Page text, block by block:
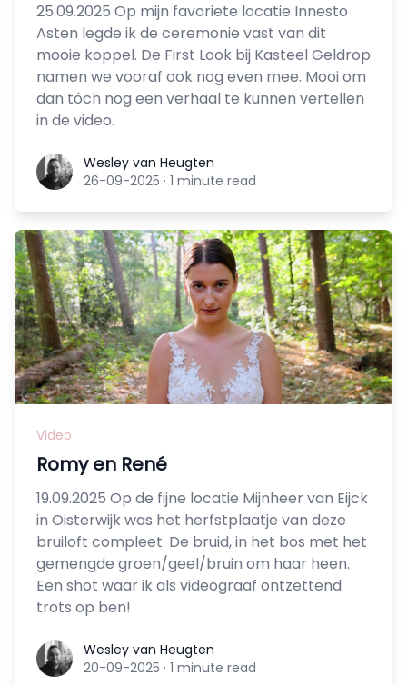
25.09.2025 Op mijn favoriete locatie Innesto
Asten legde ik de ceremonie vast van dit
mooie koppel. De First Look bij Kasteel Geldrop
namen we vooraf ook nog even mee. Mooi om
dan tóch nog een verhaal te kunnen vertellen
in de video.
Wesley van Heugten
Wesley van Heugten
26-09-2025 · 1 minute read
Video
Romy en René
19.09.2025 Op de fijne locatie Mijnheer van Eijck
in Oisterwijk was het herfstplaatje van deze
bruiloft compleet. De bruid, in het bos met het
gemengde groen/geel/bruin om haar heen.
Een shot waar ik als videograaf ontzettend
trots op ben!
Wesley van Heugten
Wesley van Heugten
20-09-2025 · 1 minute read